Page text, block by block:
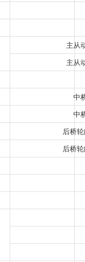
主从
主从
中
中
后桥
后桥